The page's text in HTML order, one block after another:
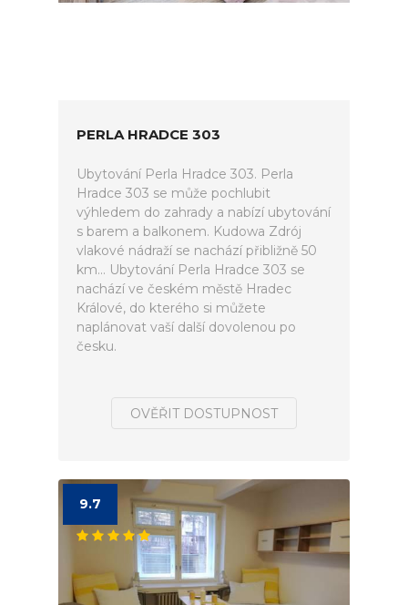
PERLA HRADCE 303
Ubytování Perla Hradce 303. Perla
Hradce 303 se může pochlubit
výhledem do zahrady a nabízí ubytování
s barem a balkonem. Kudowa Zdrój
vlakové nádraží se nachází přibližně 50
km... Ubytování Perla Hradce 303 se
nachází ve českém městě Hradec
Králové, do kterého si můžete
naplánovat vaší další dovolenou po
česku.
OVĚŘIT DOSTUPNOST
9.7